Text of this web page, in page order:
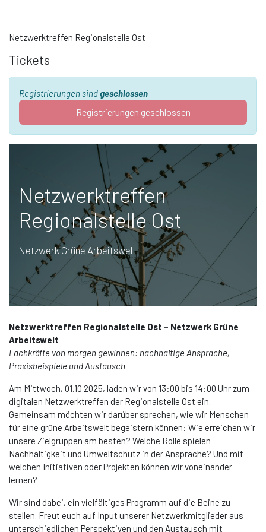
Netzwerktreffen Regionalstelle Ost
Tickets
Registrierungen sindgeschlossen
Registrierungen geschlossen
Netzwerktreffen
Regionalstelle Ost
Netzwerk Grüne Arbeitswelt
Netzwerktreffen Regionalstelle Ost – Netzwerk Grüne
Arbeitswelt
Fachkräfte von morgen gewinnen: nachhaltige Ansprache,
Praxisbeispiele und Austausch
Am Mittwoch, 01.10.2025, laden wir von 13:00 bis 14:00 Uhr zum
digitalen Netzwerktreffen der Regionalstelle Ost ein.
Gemeinsam möchten wir darüber sprechen, wie wir Menschen
für eine grüne Arbeitswelt begeistern können: Wie erreichen wir
unsere Zielgruppen am besten? Welche Rolle spielen
Nachhaltigkeit und Umweltschutz in der Ansprache? Und mit
welchen Initiativen oder Projekten können wir voneinander
lernen?
Wir sind dabei, ein vielfältiges Programm auf die Beine zu
stellen. Freut euch auf Input unserer Netzwerkmitglieder aus
unterschiedlichen Perspektiven und den Austausch mit